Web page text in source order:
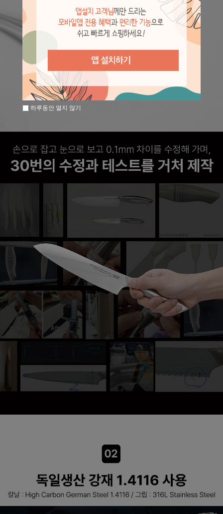
하루동안 열지 않기